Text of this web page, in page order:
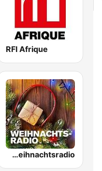
RFI Afrique
FFH Weihnachtsradio